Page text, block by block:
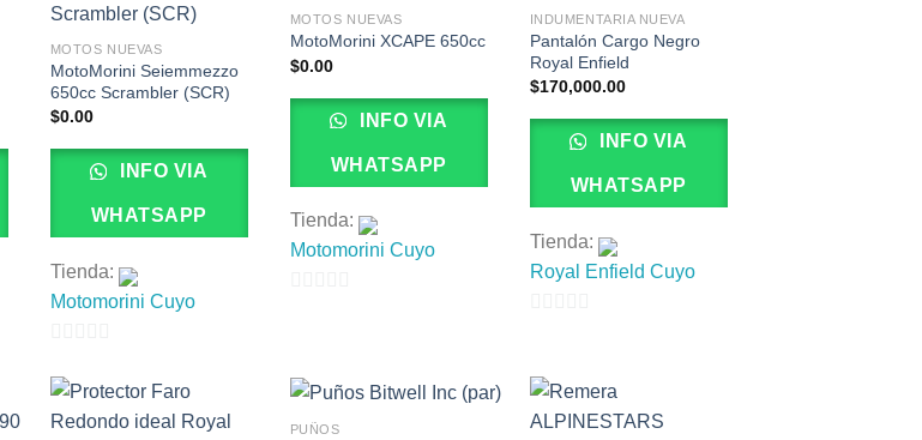
MOTOS NUEVAS
MotoMorini Seiemmezzo
650cc Scrambler (SCR)
$0.00
INFO VIA
WHATSAPP
Tienda:
Motomorini Cuyo
de
5
MOTOS NUEVAS
MotoMorini XCAPE 650cc
$0.00
INFO VIA
WHATSAPP
Tienda:
Motomorini Cuyo
INDUMENTARIA NUEVA
Pantalón Cargo Negro
Royal Enfield
$170,000.00
INFO VIA
WHATSAPP
Tienda:
Royal Enfield Cuyo
5
PUÑOS